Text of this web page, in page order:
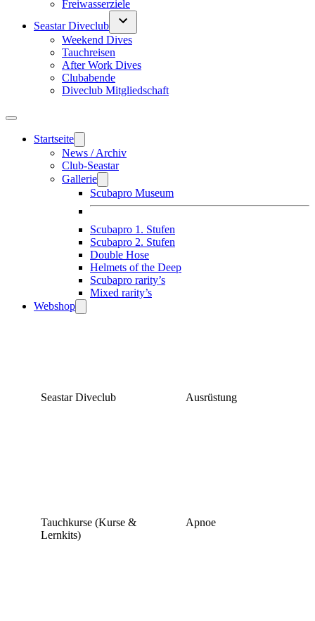
Freiwasserziele
Seastar Diveclub
Weekend Dives
Tauchreisen
After Work Dives
Clubabende
Diveclub Mitgliedschaft
Startseite
News / Archiv
Club-Seastar
Gallerie
Scubapro Museum
Scubapro 1. Stufen
Scubapro 2. Stufen
Double Hose
Helmets of the Deep
Scubapro rarity’s
Mixed rarity’s
Webshop
Seastar Diveclub Ausrüstung
Tauchkurse (Kurse &
Lernkits)
Apnoe